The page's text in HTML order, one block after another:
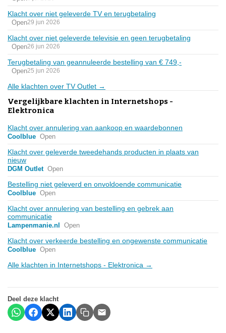
Klacht over niet geleverde TV en terugbetaling
Open29 jun 2026
Klacht over niet geleverde televisie en geen terugbetaling
Open26 jun 2026
Terugbetaling van geannuleerde bestelling van € 749,-
Open25 jun 2026
Alle klachten over TV Outlet →
Vergelijkbare klachten in Internetshops -
Elektronica
Klacht over annulering van aankoop en waardebonnen
Coolblue Open
Klacht over geleverde tweedehands producten in plaats van
nieuw
DGM Outlet Open
Bestelling niet geleverd en onvoldoende communicatie
Coolblue Open
Klacht over annulering van bestelling en gebrek aan
communicatie
Lampenmanie.nl Open
Klacht over verkeerde bestelling en ongewenste communicatie
Coolblue Open
Alle klachten in Internetshops - Elektronica →
Deel deze klacht